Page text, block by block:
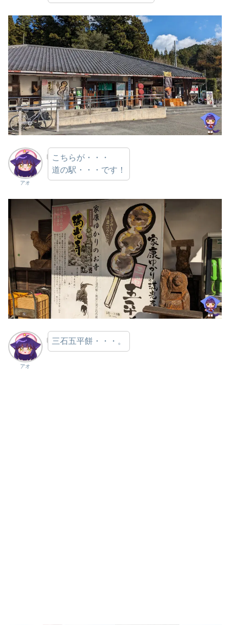
アオ
こちらが・・・
道の駅・・・です！
アオ
三石五平餅・・・。